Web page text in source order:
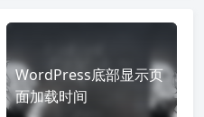
WordPress底部显示页
面加载时间